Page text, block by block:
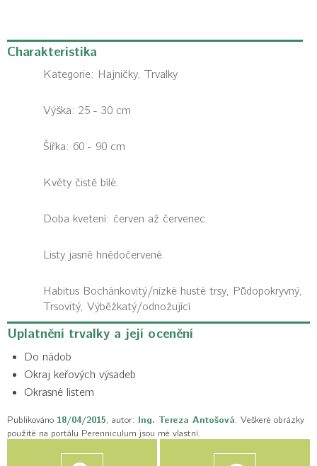
Charakteristika
Kategorie: Hajničky, Trvalky
Výška: 25 - 30 cm
Šířka: 60 - 90 cm
Květy čistě bílé.
Doba kvetení: červen až červenec
Listy jasně hnědočervené.
Habitus Bochánkovitý/nízké husté trsy, Půdopokryvný,
Trsovitý, Výběžkatý/odnožující
Uplatnění trvalky a její ocenění
Do nádob
Okraj keřových výsadeb
Okrasné listem
Publikováno 18/04/2015, autor: Ing. Tereza Antošová. Veškeré obrázky
použité na portálu Perenniculum jsou mé vlastní.